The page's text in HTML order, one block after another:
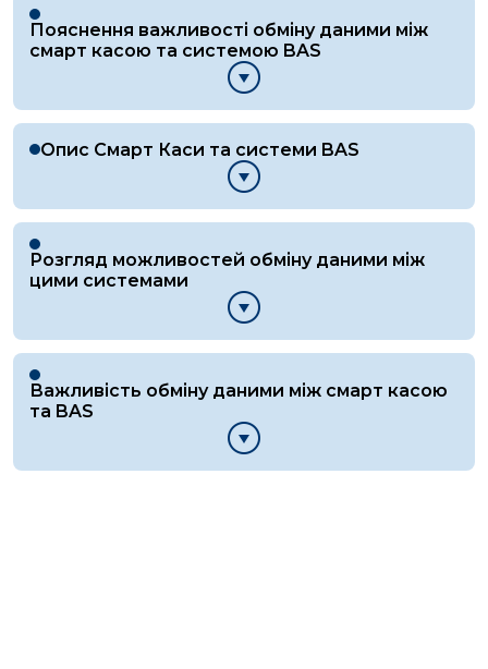
Пояснення важливості обміну даними між
смарт касою та системою BAS
Опис Смарт Каси та системи BAS
Розгляд можливостей обміну даними між
цими системами
Важливість обміну даними між смарт касою
та BAS